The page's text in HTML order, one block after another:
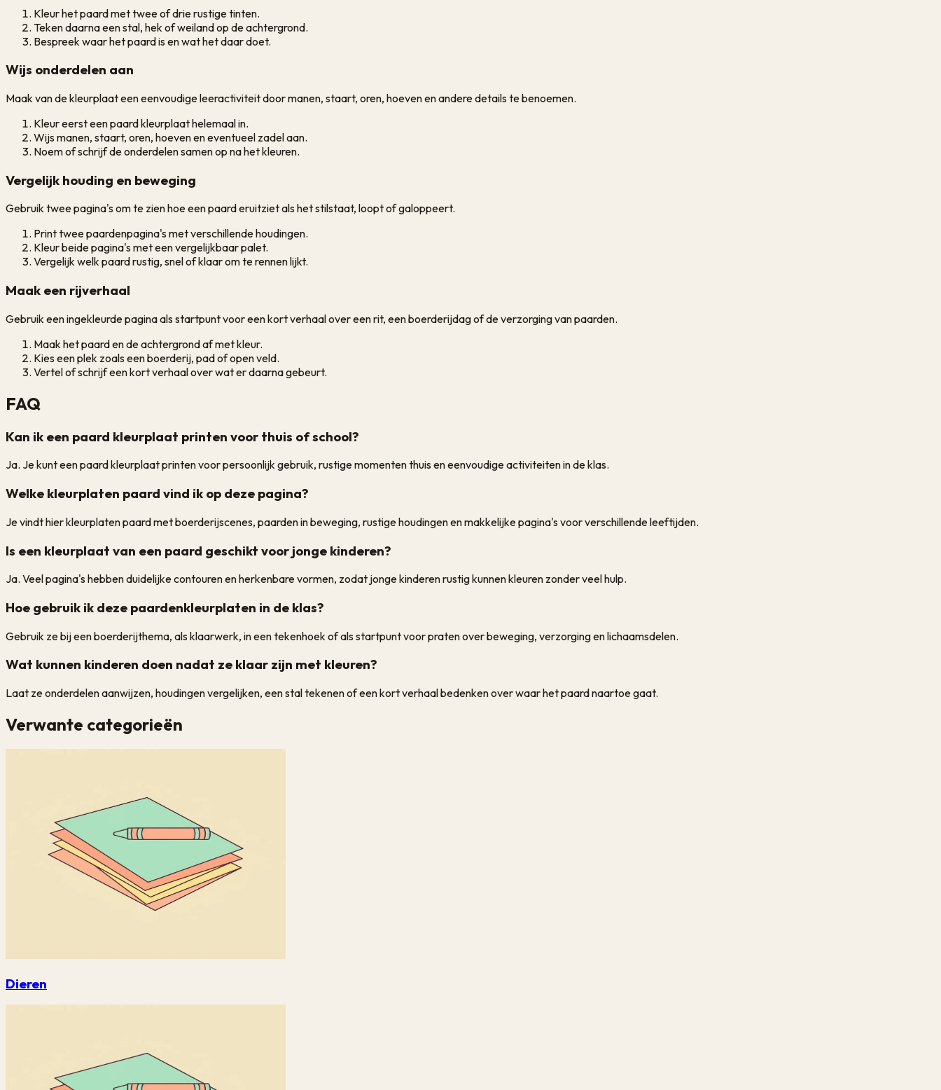
Kleur het paard met twee of drie rustige tinten.
Teken daarna een stal, hek of weiland op de achtergrond.
Bespreek waar het paard is en wat het daar doet.
Wijs onderdelen aan
Maak van de kleurplaat een eenvoudige leeractiviteit door manen, staart, oren, hoeven en andere details te benoemen.
Kleur eerst een paard kleurplaat helemaal in.
Wijs manen, staart, oren, hoeven en eventueel zadel aan.
Noem of schrijf de onderdelen samen op na het kleuren.
Vergelijk houding en beweging
Gebruik twee pagina's om te zien hoe een paard eruitziet als het stilstaat, loopt of galoppeert.
Print twee paardenpagina's met verschillende houdingen.
Kleur beide pagina's met een vergelijkbaar palet.
Vergelijk welk paard rustig, snel of klaar om te rennen lijkt.
Maak een rijverhaal
Gebruik een ingekleurde pagina als startpunt voor een kort verhaal over een rit, een boerderijdag of de verzorging van paarden.
Maak het paard en de achtergrond af met kleur.
Kies een plek zoals een boerderij, pad of open veld.
Vertel of schrijf een kort verhaal over wat er daarna gebeurt.
FAQ
Kan ik een paard kleurplaat printen voor thuis of school?
Ja. Je kunt een paard kleurplaat printen voor persoonlijk gebruik, rustige momenten thuis en eenvoudige activiteiten in de klas.
Welke kleurplaten paard vind ik op deze pagina?
Je vindt hier kleurplaten paard met boerderijscenes, paarden in beweging, rustige houdingen en makkelijke pagina's voor verschillende leeftijden.
Is een kleurplaat van een paard geschikt voor jonge kinderen?
Ja. Veel pagina's hebben duidelijke contouren en herkenbare vormen, zodat jonge kinderen rustig kunnen kleuren zonder veel hulp.
Hoe gebruik ik deze paardenkleurplaten in de klas?
Gebruik ze bij een boerderijthema, als klaarwerk, in een tekenhoek of als startpunt voor praten over beweging, verzorging en lichaamsdelen.
Wat kunnen kinderen doen nadat ze klaar zijn met kleuren?
Laat ze onderdelen aanwijzen, houdingen vergelijken, een stal tekenen of een kort verhaal bedenken over waar het paard naartoe gaat.
Verwante categorieën
Dieren